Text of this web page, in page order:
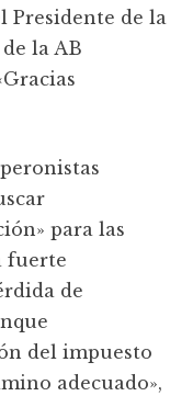
Presidente de la
la AB
para las
fuerte
de
del impuesto
adecuado»,